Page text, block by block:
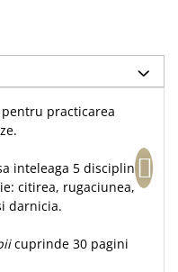
practicarea
inteleaga 5 discipline
citirea, rugaciunea,
darnicia.
cuprinde 30 pagini